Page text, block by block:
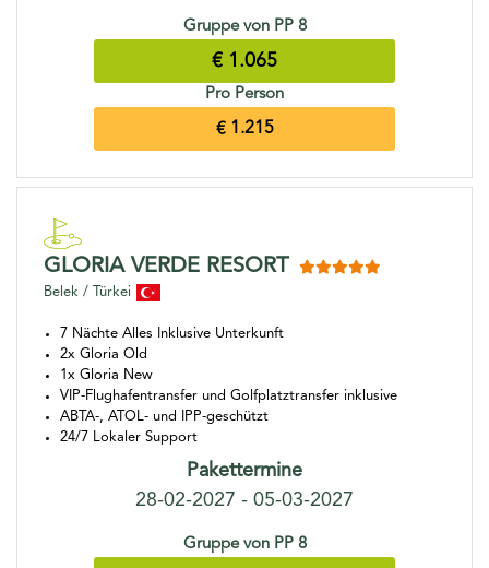
Gruppe von PP 8
€ 1.065
Pro Person
€ 1.215
GLORIA VERDE RESORT
Belek / Türkei
7 Nächte Alles Inklusive Unterkunft
2x Gloria Old
1x Gloria New
VIP-Flughafentransfer und Golfplatztransfer inklusive
ABTA-, ATOL- und IPP-geschützt
24/7 Lokaler Support
Pakettermine
28-02-2027 - 05-03-2027
Gruppe von PP 8